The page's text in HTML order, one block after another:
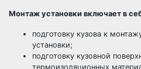
Монтаж установки включает в
подготовку кузова к
установки;
подготовку кузовной
термоизоляционных